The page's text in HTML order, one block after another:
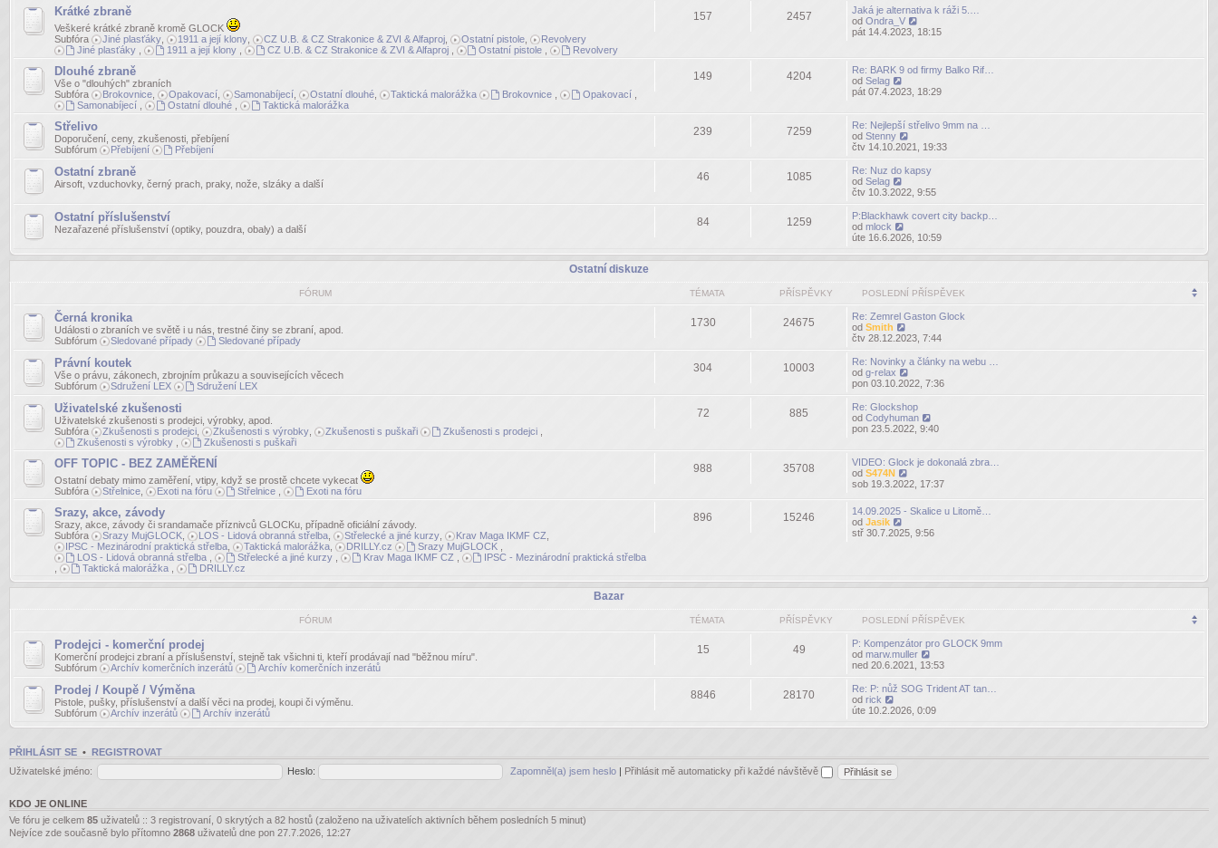
Krátké zbraně
Veškeré krátké zbraně kromě GLOCK
Subfóra
Jiné plasťáky 1911 a její klony CZ U.B. & CZ Strakonice & ZVI & Alfaproj Ostatní pistole
Revolvery
Jiné plasťáky, 1911 a její klony, CZ U.B. & CZ Strakonice & ZVI & Alfaproj, Ostatní pistole , Revolvery
157 2457
Jaká je alternativa k ráži 5.…
odOndra_V
Zobrazit
pát 14.4.2023, 18:15
Dlouhé zbraně
Vše o "dlouhých" zbraních
Subfóra
Brokovnice Opakovací Samonabíjecí Ostatní dlouhé Taktická malorážka Brokovnice, Opakovací,
Samonabíjecí, Ostatní dlouhé, Taktická malorážka
149 4204
Re: BARK 9 od firmy Balko Rif…
odSelag
Zobrazit
příspěvek
pát 07.4.2023, 18:29
Střelivo
Doporučení, ceny, zkušenosti, přebíjení
Subfórum
Přebíjení Přebíjení
239 7259
Re: Nejlepší střelivo 9mm na …
odStenny
Zobrazit
poslední
příspěvek
čtv 14.10.2021, 19:33
Ostatní zbraně
Airsoft, vzduchovky, černý prach, praky, nože, slzáky a další
46 1085
Re: Nuz do kapsy
odSelag
Zobrazit
poslední
příspěvek
čtv 10.3.2022, 9:55
Ostatní příslušenství
Nezařazené příslušenství (optiky, pouzdra, obaly) a další
84 1259
P:Blackhawk covert city backp…
odmlock
Zobrazit
příspěvek
úte 16.6.2026, 10:59
Ostatní diskuze
FÓRUM TÉMATA PŘÍSPĚVKY POSLEDNÍ PŘÍSPĚVEK
Černá kronika
Události o zbraních ve světě i u nás, trestné činy se zbraní, apod.
Subfórum
Sledované případy Sledované případy
1730 24675
Re: Zemrel Gaston Glock
odSmith
Zobrazit
poslední
příspěvek
čtv 28.12.2023, 7:44
Právní koutek
Vše o právu, zákonech, zbrojním průkazu a souvisejících věcech
Subfórum
Sdružení LEX Sdružení LEX
304 10003
Re: Novinky a články na webu …
odg-relax
Zobrazit
poslední
příspěvek
pon 03.10.2022, 7:36
Uživatelské zkušenosti
Uživatelské zkušenosti s prodejci, výrobky, apod.
Subfóra
Zkušenosti s prodejci Zkušenosti s výrobky Zkušenosti s puškaři Zkušenosti s prodejci,
Zkušenosti s výrobky, Zkušenosti s puškaři
72 885
Re: Glockshop
odCodyhuman
Zobrazit
příspěvek
pon 23.5.2022, 9:40
OFF TOPIC - BEZ ZAMĚŘENÍ
Ostatní debaty mimo zaměření, vtipy, když se prostě chcete vykecat
Subfóra
Střelnice Exoti na fóru Střelnice, Exoti na fóru
988 35708
VIDEO: Glock je dokonalá zbra…
odS474N
Zobrazit
sob 19.3.2022, 17:37
Srazy, akce, závody
Srazy, akce, závody či srandamače příznivců GLOCKu, případně oficiální závody.
Subfóra
Srazy MujGLOCK LOS - Lidová obranná střelba Střelecké a jiné kurzy Krav Maga IKMF CZ
IPSC - Mezinárodní praktická střelba
Taktická malorážka DRILLY.cz Srazy MujGLOCK,
LOS - Lidová obranná střelba, Střelecké a jiné kurzy, Krav Maga IKMF CZ
IPSC - Mezinárodní praktická střelba
Taktická malorážka, DRILLY.cz
896 15246
14.09.2025 - Skalice u Litomě…
odJasik
Zobrazit
stř 30.7.2025, 9:56
Bazar
FÓRUM TÉMATA PŘÍSPĚVKY POSLEDNÍ PŘÍSPĚVEK
Prodejci - komerční prodej
Komerční prodejci zbraní a příslušenství, stejně tak všichni ti, kteří prodávají nad "běžnou míru".
Subfórum
Archív komerčních inzerátů Archív komerčních inzerátů
15 49
P: Kompenzátor pro GLOCK 9mm
odmarw.muller
Zobrazit
poslední
příspěvek
ned 20.6.2021, 13:53
Prodej / Koupě / Výměna
Pistole, pušky, příslušenství a další věci na prodej, koupi či výměnu.
Subfórum
Archív inzerátů Archív inzerátů
8846 28170
Re: P: nůž SOG Trident AT tan…
odrick
Zobrazit
příspěvek
úte 10.2.2026, 0:09
PŘIHLÁSIT SE • REGISTROVAT
Uživatelské jméno:
Heslo: Zapomněl(a) jsem heslo | Přihlásit mě automaticky při každé návštěvě
KDO JE ONLINE
Ve fóru je celkem 85 uživatelů :: 3 registrovaní, 0 skrytých a 82 hostů (založeno na uživatelích aktivních během posledních 5 minut)
Nejvíce zde současně bylo přítomno 2868 uživatelů dne pon 27.7.2026, 12:27